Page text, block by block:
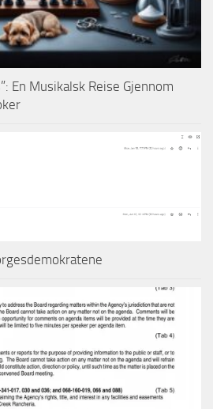
En Musikalsk Reise Gjennom